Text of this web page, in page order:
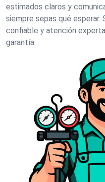
estimados claros y
siempre sepas qué
confiable y atención
garantía.